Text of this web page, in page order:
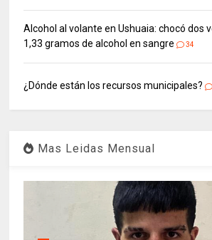
Alcohol al volante en Ushuaia: chocó dos
1,33 gramos de alcohol en sangre
34
¿Dónde están los recursos municipales?
Mas Leidas Mensual